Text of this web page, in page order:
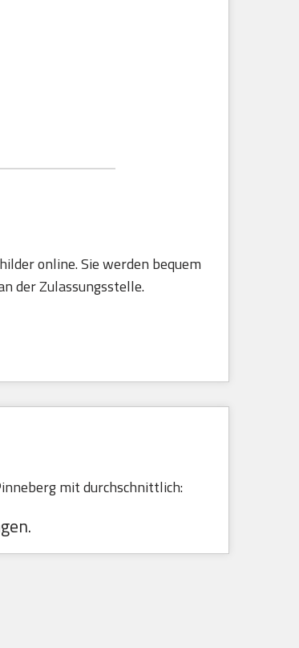
online. Sie werden bequem
der Zulassungsstelle.
mit durchschnittlich: